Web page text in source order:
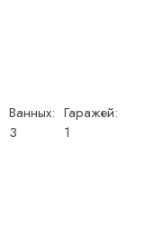
Ванных:
3
Гаражей:
1